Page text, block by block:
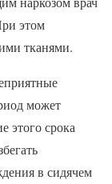
этом
тканями.
может
этого срока
в сидячем